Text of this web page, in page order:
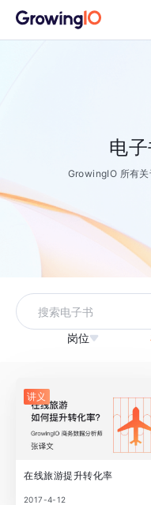
电
GrowingIO 所有关
岗位
讲义
在线旅游提升转化率
2017-4-12